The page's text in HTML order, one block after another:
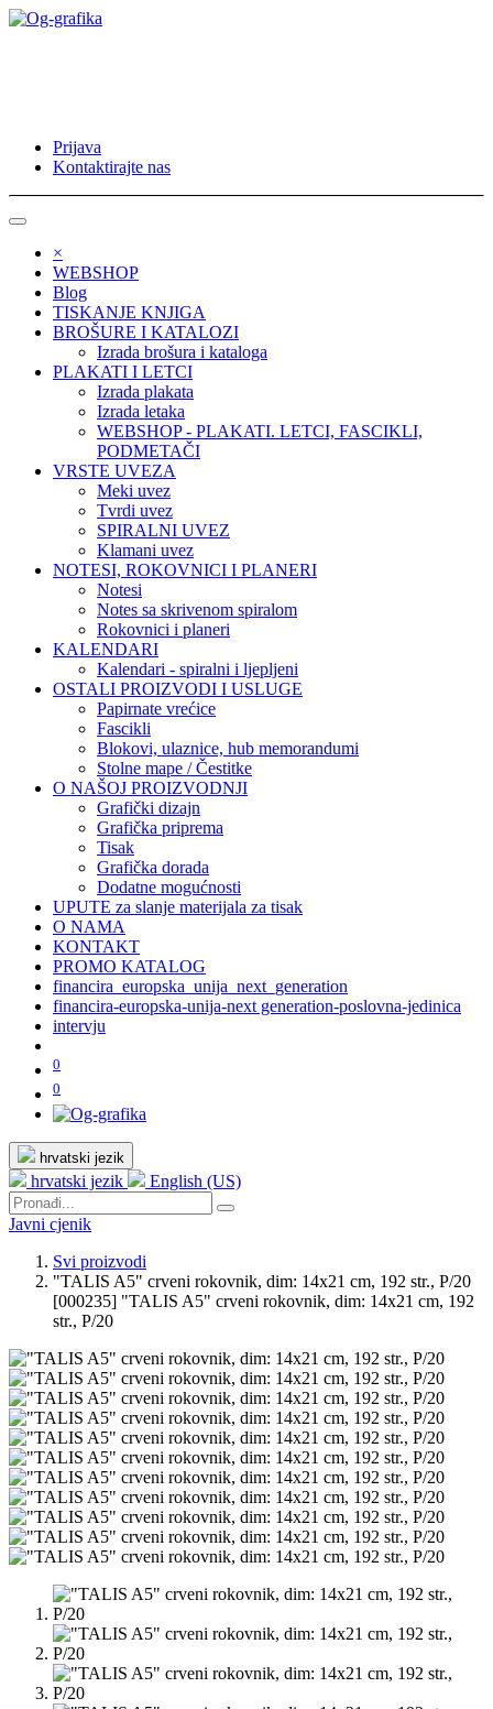
Prijava
Kontaktirajte nas
×
WEBSHOP
Blog
TISKANJE KNJIGA
BROŠURE I KATALOZI
Izrada brošura i kataloga
PLAKATI I LETCI
Izrada plakata
Izrada letaka
WEBSHOP - PLAKATI. LETCI, FASCIKLI,
PODMETAČI
VRSTE UVEZA
Meki uvez
Tvrdi uvez
SPIRALNI UVEZ
Klamani uvez
NOTESI, ROKOVNICI I PLANERI
Notesi
Notes sa skrivenom spiralom
Rokovnici i planeri
KALENDARI
Kalendari - spiralni i ljepljeni
OSTALI PROIZVODI I USLUGE
Papirnate vrećice
Fascikli
Blokovi, ulaznice, hub memorandumi
Stolne mape / Čestitke
O NAŠOJ PROIZVODNJI
Grafički dizajn
Grafička priprema
Tisak
Grafička dorada
Dodatne mogućnosti
UPUTE za slanje materijala za tisak
O NAMA
KONTAKT
PROMO KATALOG
financira_europska_unija_next_generation
financira-europska-unija-next generation-poslovna-jedinica
intervju
0
0
hrvatski jezik
hrvatski jezik English (US)
Javni cjenik
Svi proizvodi
"TALIS A5" crveni rokovnik, dim: 14x21 cm, 192 str., P/20
[000235] "TALIS A5" crveni rokovnik, dim: 14x21 cm, 192
str., P/20